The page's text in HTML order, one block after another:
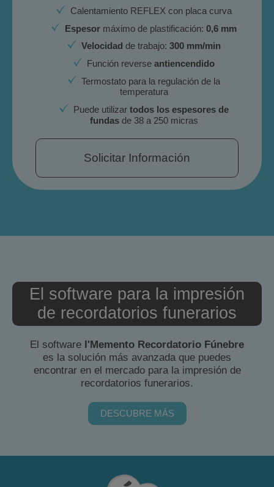
Calentamiento REFLEX con placa curva
Espesor máximo de plastificación:0,6 mm
Velocidad de trabajo: 300 mm/min
Función reverseantiencendido
Termostato para la regulación de la
temperatura
Puede utilizar todos los espesores de
fundas de 38 a 250 micras
Solicitar Información
El software para la impresión
de recordatorios funerarios
El software I'Memento Recordatorio Fúnebre
es la solución más avanzada que puedes
encontrar en el mercado para la impresión de
recordatorios funerarios.
DESCUBRE MÁS